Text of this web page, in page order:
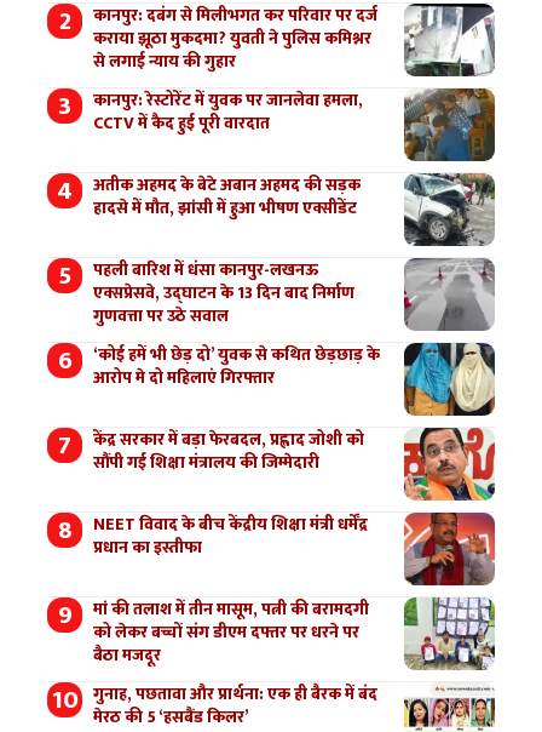
कानपुर: दबंग से मिलीभगत कर परिवार पर दर्ज
कराया झूठा मुकदमा? युवती ने पुलिस कमिश्नर
से लगाई न्याय की गुहार
कानपुर: रेस्टोरेंट में युवक पर जानलेवा हमला,
CCTV में कैद हुई पूरी वारदात
अतीक अहमद के बेटे अबान अहमद की सड़क
हादसे में मौत, झांसी में हुआ भीषण एक्सीडेंट
पहली बारिश में धंसा कानपुर-लखनऊ
एक्सप्रेसवे, उद्घाटन के 13 दिन बाद निर्माण
गुणवत्ता पर उठे सवाल
‘कोई हमें भी छेड़ दो’ युवक से कथित छेड़छाड़ के
आरोप मे दो महिलाएं गिरफ्तार
केंद्र सरकार में बड़ा फेरबदल, प्रह्लाद जोशी को
सौंपी गई शिक्षा मंत्रालय की जिम्मेदारी
NEET विवाद के बीच केंद्रीय शिक्षा मंत्री धर्मेंद्र
प्रधान का इस्तीफा
मां की तलाश में तीन मासूम, पत्नी की बरामदगी
को लेकर बच्चों संग डीएम दफ्तर पर धरने पर
बैठा मजदूर
गुनाह, पछतावा और प्रार्थना: एक ही बैरक में बंद
मेरठ की 5 ‘हसबैंड किलर’